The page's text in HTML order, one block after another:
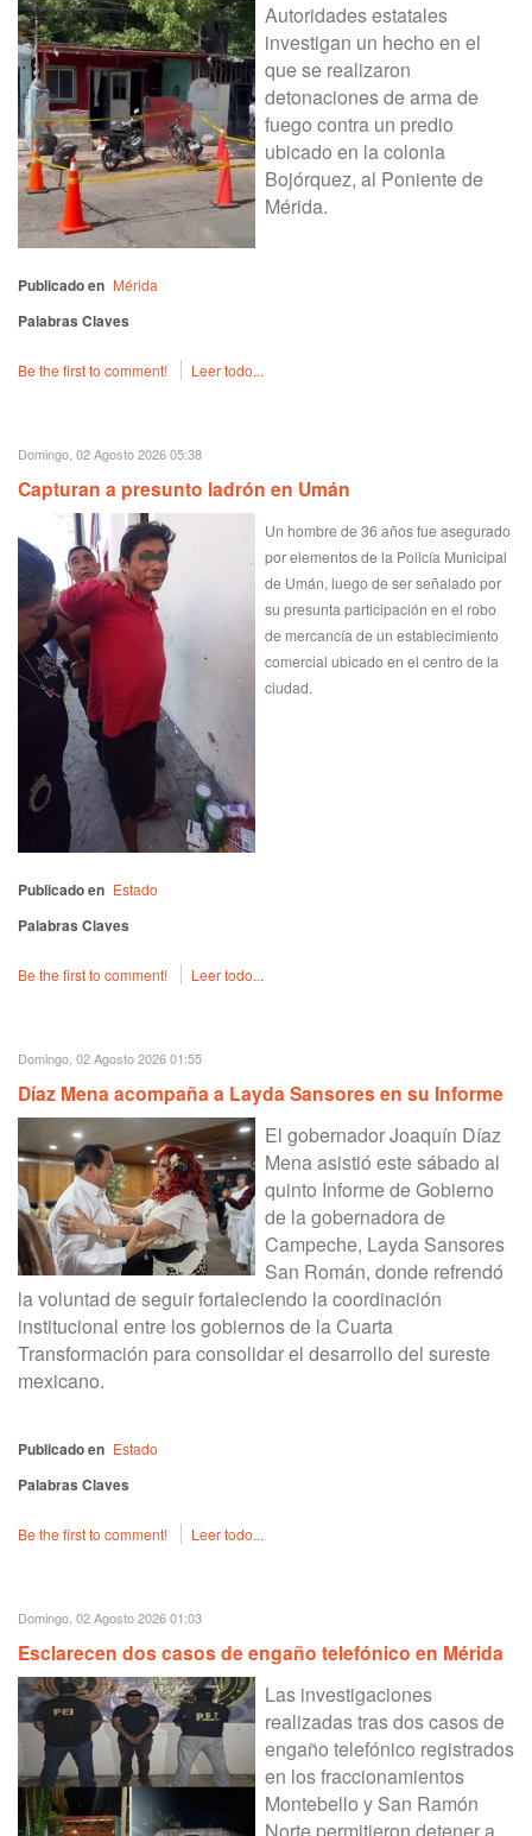
Autoridades estatales
investigan un hecho en el
que se realizaron
detonaciones de arma de
fuego contra un predio
ubicado en la colonia
Bojórquez, al Poniente de
Mérida.
Publicado en Mérida
Palabras Claves
Be the first to comment! Leer todo...
Domingo, 02 Agosto 2026 05:38
Capturan a presunto ladrón en Umán
Un hombre de 36 años fue asegurado
por elementos de la Policía Municipal
de Umán, luego de ser señalado por
su presunta participación en el robo
de mercancía de un establecimiento
comercial ubicado en el centro de la
ciudad.
Publicado en Estado
Palabras Claves
Be the first to comment! Leer todo...
Domingo, 02 Agosto 2026 01:55
Díaz Mena acompaña a Layda Sansores en su Informe
El gobernador Joaquín Díaz
Mena asistió este sábado al
quinto Informe de Gobierno
de la gobernadora de
Campeche, Layda Sansores
San Román, donde refrendó
la voluntad de seguir fortaleciendo la coordinación
institucional entre los gobiernos de la Cuarta
Transformación para consolidar el desarrollo del sureste
mexicano.
Publicado en Estado
Palabras Claves
Be the first to comment! Leer todo...
Domingo, 02 Agosto 2026 01:03
Esclarecen dos casos de engaño telefónico en Mérida
Las investigaciones
realizadas tras dos casos de
engaño telefónico registrados
en los fraccionamientos
Montebello y San Ramón